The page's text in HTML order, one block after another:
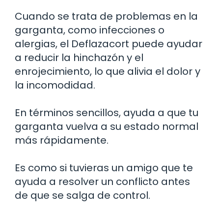
Cuando se trata de problemas en la
garganta, como infecciones o
alergias, el Deflazacort puede ayudar
a reducir la hinchazón y el
enrojecimiento, lo que alivia el dolor y
la incomodidad.
En términos sencillos, ayuda a que tu
garganta vuelva a su estado normal
más rápidamente.
Es como si tuvieras un amigo que te
ayuda a resolver un conflicto antes
de que se salga de control.